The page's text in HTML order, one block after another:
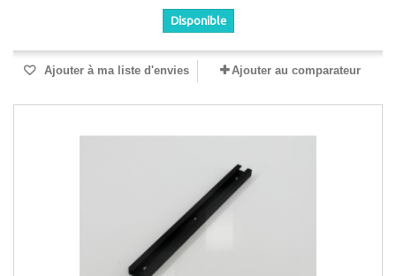
Disponible
Ajouter à ma liste d'envies Ajouter au comparateur